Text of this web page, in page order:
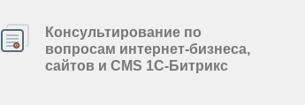
Консультирование по
вопросам интернет-бизнеса,
сайтов и CMS 1С-Битрикс